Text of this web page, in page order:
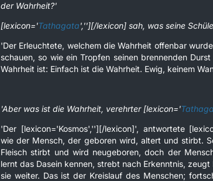
der Wahrheit?'
[lexicon='Tathagata',''][/lexicon] sah, was seine
'Der Erleuchtete, welchem die Wahrheit offenbar
schauen, so wie ein Tropfen seinen brennenden
Wahrheit ist: Einfach ist die Wahrheit. Ewig, keinem
'Aber was ist die Wahrheit, verehrter [lexicon='
'Der [lexicon='Kosmos',''][/lexicon]', antwortete
wie der Mensch, der geboren wird, altert und stirbt.
Fleisch stirbt und wird neugeboren, doch der
lernt das Dasein kennen, strebt nach Erkenntnis,
sie weiter. Das ist der Kreislauf des Menschen;